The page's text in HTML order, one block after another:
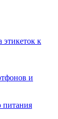
к
и
питания